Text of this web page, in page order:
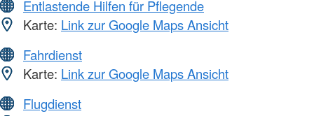
Entlastende Hilfen für Pflegende
Karte: Link zur Google Maps Ansicht
Fahrdienst
Karte: Link zur Google Maps Ansicht
Flugdienst